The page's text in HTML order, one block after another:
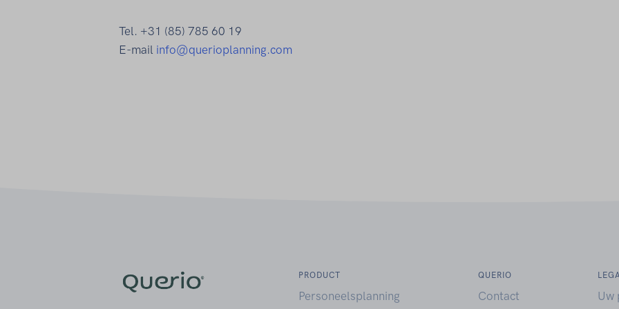
Tel. +31 (85) 785 60 19
E-mail info@querioplanning.com
PRODUCT
Personeelsplanning
QUERIO
Contact Uw